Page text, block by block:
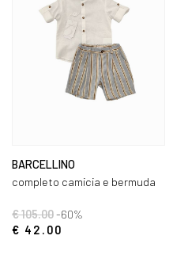
BARCELLINO
completo camicia e bermuda
€ 105.00-60%
€ 42.00